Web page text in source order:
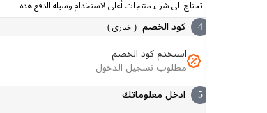
تحتاج الى شراء منتجات أعلى لاستخدام وسيله الدفع هذة
4 كود الخصم ( خياري )
استخدم كود الخصم
مطلوب تسجيل الدخول
5 ادخل معلوماتك